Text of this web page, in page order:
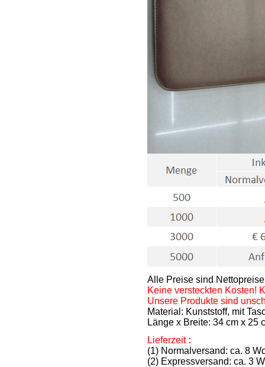
Alle Preise sind
Keine versteckten Kosten!
Unsere Produkte sind
Material: Kunststoff, mit
Länge x Breite: 34 cm x 25
Lieferzeit :
(1) Normalversand: ca. 8
(2) Expressversand: ca. 3